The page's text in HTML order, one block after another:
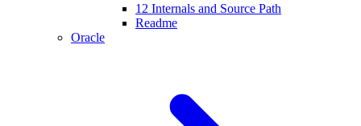
12 Internals and Source Path
Readme
Oracle